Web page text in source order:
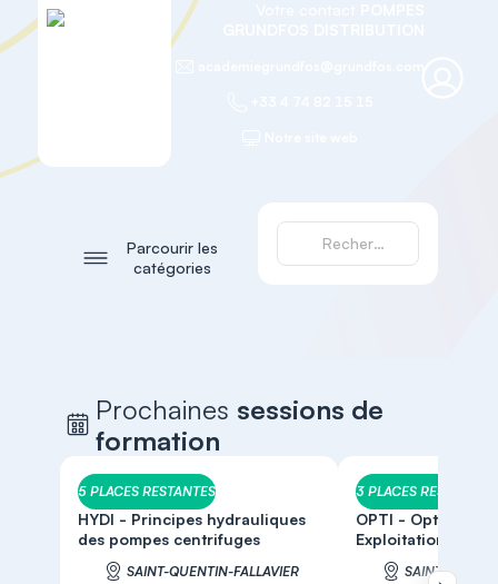
Parcourir les
catégories
Prochaines sessions de
formation
5 PLACES RESTANTES
HYDI - Principes hydrauliques
des pompes centrifuges
SAINT-QUENTIN-FALLAVIER
3 PLACES RESTANTES
OPTI -
Exploitation
SAINT-